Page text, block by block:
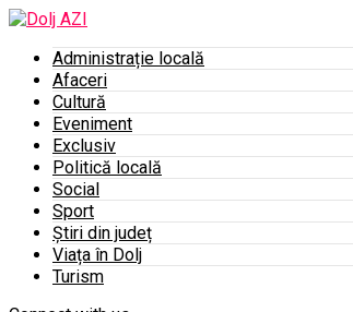
Administrație locală
Afaceri
Cultură
Eveniment
Exclusiv
Politică locală
Social
Sport
Știri din județ
Viața în Dolj
Turism